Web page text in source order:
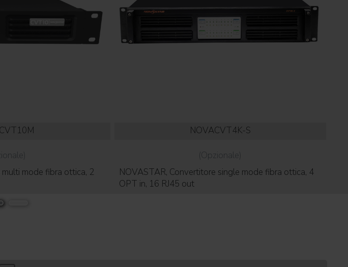
mode fibra ottica, 2
NOVACVT4K-S
(Opzionale)
NOVASTAR, Convertitore single mode fibra ottica, 4
OPT in, 16 RJ45 out